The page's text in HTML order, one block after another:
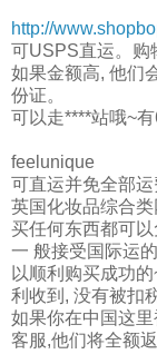
http://
可USPS直运。购
如果金额高, 他们
份证。
可以走****站哦~
feelunique
可直运并免全部运
英国化妆品综合类
买任何东西都可
一 般接受国际运
以顺利购买成功
利收到, 没有被扣
如果你在中国这
客服,他们将全额